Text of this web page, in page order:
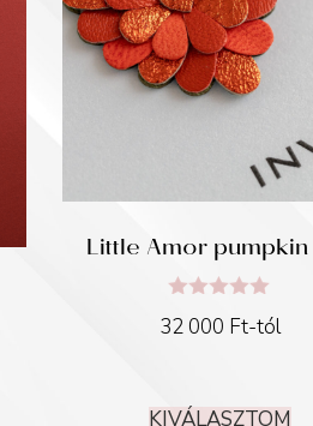
Little Amor
Értékelés:
5.00
32 000 Ft-tól
KIVÁLASZTOM